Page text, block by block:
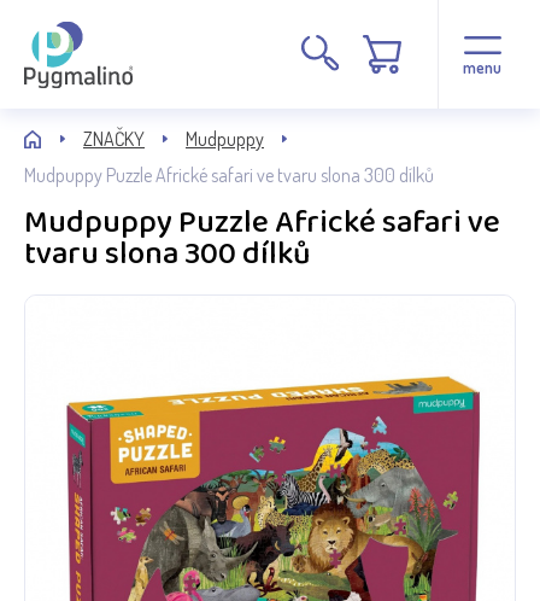
menu
ZNAČKY
Mudpuppy
Mudpuppy Puzzle Africké safari ve tvaru slona 300 dílků
Mudpuppy Puzzle Africké safari ve
tvaru slona 300 dílků